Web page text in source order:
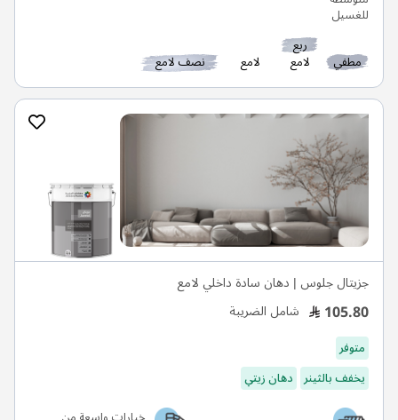
مطفي
ربع
لامع لامع نصف لامع
جزيتال جلوس | دهان سادة داخلي لامع
105.80 شامل الضريبة
متوفر
يخفف بالثينر دهان زيتي